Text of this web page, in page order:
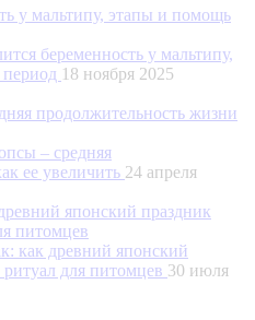
беременность у мальтипу,
18 ноября 2025
– средняя
ее увеличить 24 апреля
как древний японский
ритуал для питомцев 30 июля